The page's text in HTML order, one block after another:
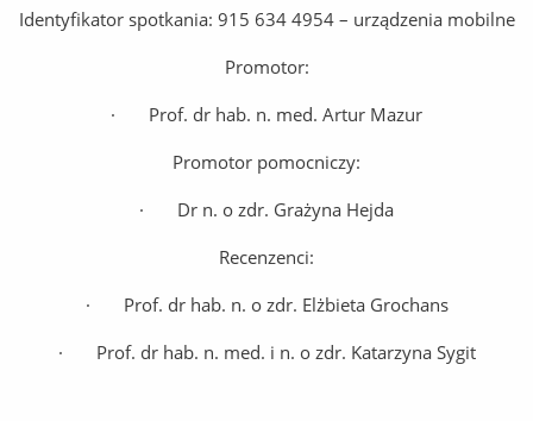
Identyfikator spotkania: 915 634 4954 – urządzenia mobilne
Promotor:
· Prof. dr hab. n. med. Artur Mazur
Promotor pomocniczy:
· Dr n. o zdr. Grażyna Hejda
Recenzenci:
· Prof. dr hab. n. o zdr. Elżbieta Grochans
· Prof. dr hab. n. med. i n. o zdr. Katarzyna Sygit